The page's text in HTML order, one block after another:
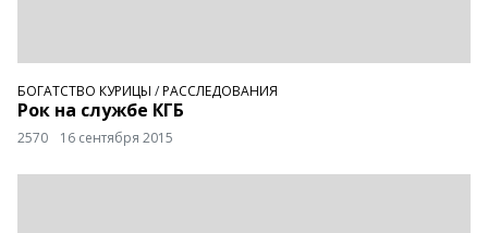
БОГАТСТВО КУРИЦЫ /РАССЛЕДОВАНИЯ
Рок на службе КГБ
2570 16 сентября 2015